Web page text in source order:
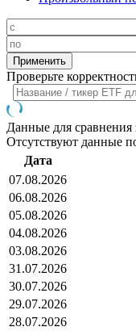
Проверьте
Данные для
Отсутствуют данные
Дата
07.08.2026
06.08.2026
05.08.2026
04.08.2026
03.08.2026
31.07.2026
30.07.2026
29.07.2026
28.07.2026